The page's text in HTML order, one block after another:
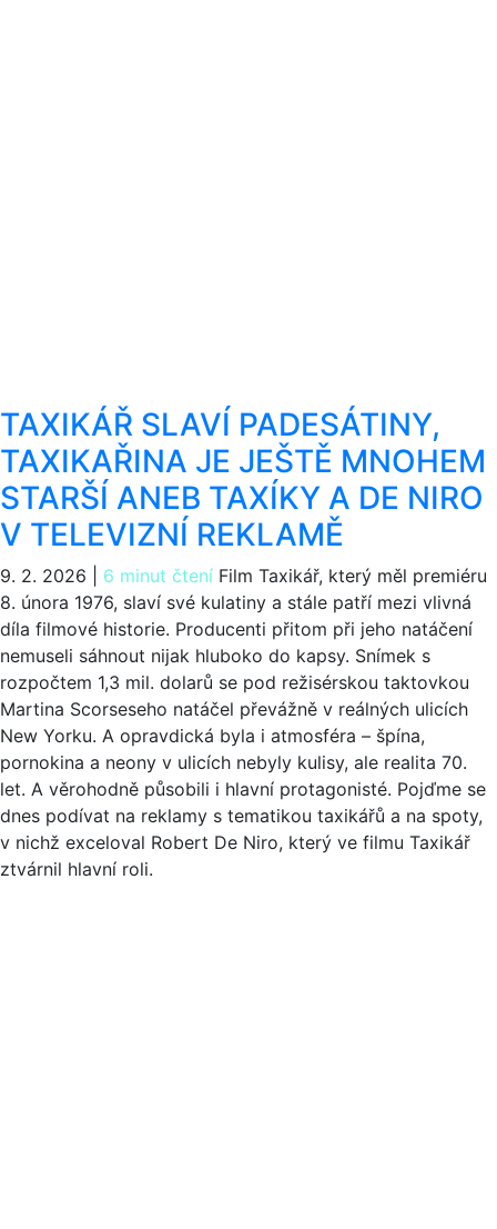
TAXIKÁŘ SLAVÍ PADESÁTINY,
TAXIKAŘINA JE JEŠTĚ MNOHEM
STARŠÍ ANEB TAXÍKY A DE NIRO
V TELEVIZNÍ REKLAMĚ
9. 2. 2026 6 minut čtení Film Taxikář, který měl premiéru
8. února 1976, slaví své kulatiny a stále patří mezi vlivná
díla filmové historie. Producenti přitom při jeho natáčení
nemuseli sáhnout nijak hluboko do kapsy. Snímek s
rozpočtem 1,3 mil. dolarů se pod režisérskou taktovkou
Martina Scorseseho natáčel převážně v reálných ulicích
New Yorku. A opravdická byla i atmosféra – špína,
pornokina a neony v ulicích nebyly kulisy, ale realita 70.
let. A věrohodně působili i hlavní protagonisté. Pojďme se
dnes podívat na reklamy s tematikou taxikářů a na spoty,
v nichž exceloval Robert De Niro, který ve filmu Taxikář
ztvárnil hlavní roli.